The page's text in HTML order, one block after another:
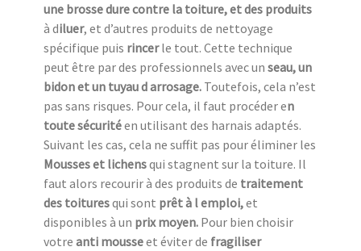
une brosse dure contre la toiture, et des produits
à diluer, et d’autres produits de nettoyage
spécifique puis rincerle tout. Cette technique
peut être par des professionnels avec un seau, un
bidon et un tuyau d arrosage. Toutefois, cela n’est
pas sans risques. Pour cela, il faut procéder en
toute sécuritéen utilisant des harnais adaptés.
Suivant les cas, cela ne suffit pas pour éliminer les
Mousses et lichensqui stagnent sur la toiture. Il
faut alors recourir à des produits de traitement
des toituresqui sont prêt à l emploi,et
disponibles à un prix moyen. Pour bien choisir
votre anti mousseet éviter de fragiliser